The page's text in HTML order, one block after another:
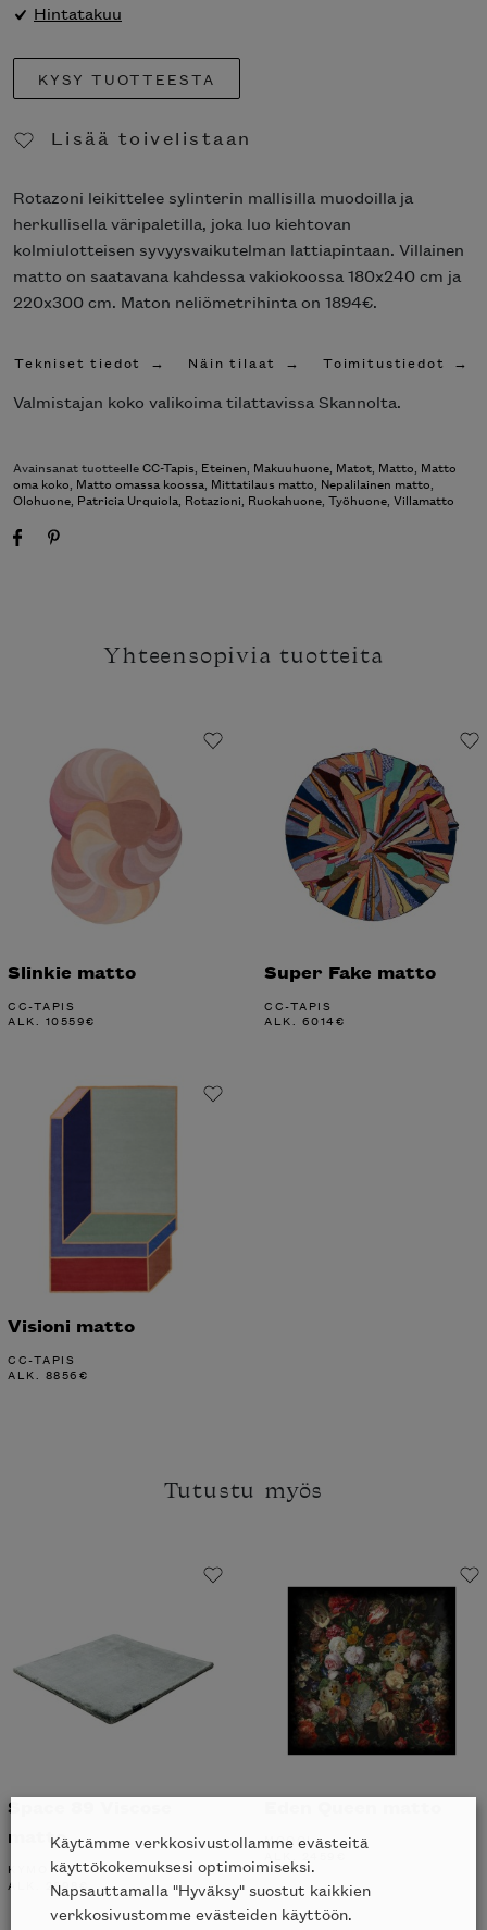
Hintatakuu
KYSY TUOTTEESTA
Lisää toivelistaan
Rotazoni leikittelee sylinterin mallisilla muodoilla ja
herkullisella väripaletilla, joka luo kiehtovan
kolmiulotteisen syvyysvaikutelman lattiapintaan. Villainen
matto on saatavana kahdessa vakiokoossa 180x240 cm ja
220x300 cm. Maton neliömetrihinta on 1894€.
Tekniset tiedot Näin tilaat Toimitustiedot
Valmistajan koko valikoima tilattavissa Skannolta.
Avainsanat tuotteelleCC-Tapis, Eteinen, Makuuhuone, Matot, Matto, Matto
oma koko, Matto omassa koossa, Mittatilaus matto, Nepalilainen matto,
Olohuone, Patricia Urquiola, Rotazioni, Ruokahuone, Työhuone, Villamatto
Yhteensopivia tuotteita
Slinkie matto
CC-TAPIS
ALK. 10559€
Super Fake matto
CC-TAPIS
ALK. 6014€
Visioni matto
CC-TAPIS
ALK. 8856€
Tutustu myös
Space 89 Viscose
matto
KYMO
ALK. 2898
Eden Queen matto
MOOOI
ALK.2459€
Käytämme verkkosivustollamme evästeitä
käyttökokemuksesi optimoimiseksi.
Napsauttamalla "Hyväksy" suostut kaikkien
verkkosivustomme evästeiden käyttöön.